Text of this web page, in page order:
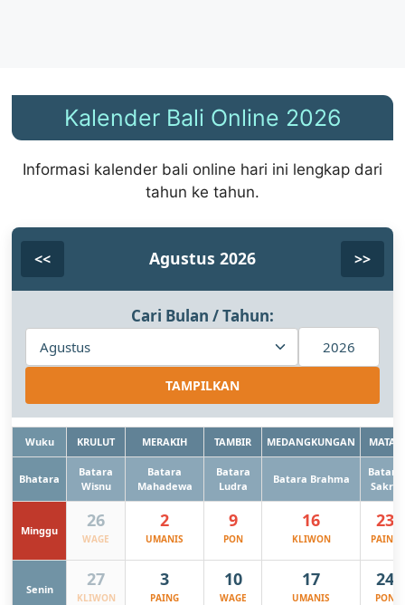
Kalender Bali Online 2026
Informasi kalender bali online hari ini lengkap dari
tahun ke tahun.
<< Agustus 2026 >>
Cari Bulan / Tahun:
TAMPILKAN
Wuku KRULUT MERAKIH TAMBIR MEDANGKUNGAN MATAL
Bhatara
Batara
Wisnu
Batara
Mahadewa
Batara
Ludra
Batara Brahma
Batara
Sakra
Minggu 26
WAGE
2
UMANIS
9
PON
16
KLIWON
23
PAING
Senin 27
KLIWON
3
PAING
10
WAGE
17
UMANIS
24
PON